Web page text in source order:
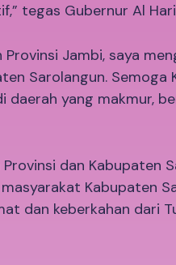
tegas Gubernur Al
Jambi, saya
Sarolangun. Semoga
yang makmur,
dan Kabupaten
Kabupaten
dan keberkahan dari